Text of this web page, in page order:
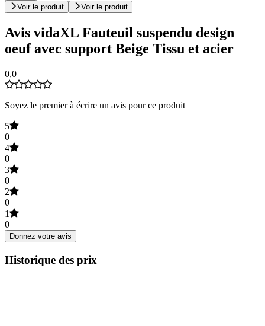
Voir le produit
Voir le produit
Avis vidaXL Fauteuil suspendu design
oeuf avec support Beige Tissu et acier
0,0
Soyez le premier à écrire un avis pour ce produit
5
0
4
0
3
0
2
0
1
0
Donnez votre avis
Historique des prix